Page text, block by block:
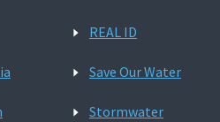
REAL ID
Save Our Water
Stormwater